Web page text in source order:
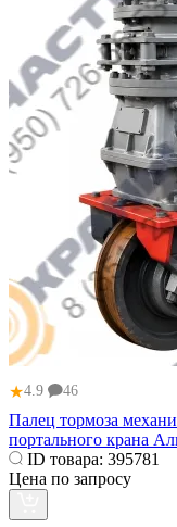
★4.9 46
Палец тормоза
портального крана
ID товара: 395781
Цена по запросу